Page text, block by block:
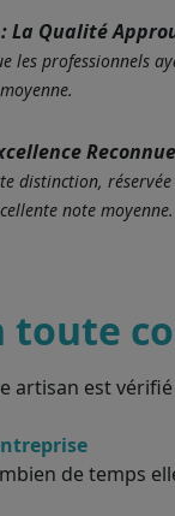
La Qualité
les professionnels
Reconnue
distinction,
note moyenne.
toute
artisan est
de temps